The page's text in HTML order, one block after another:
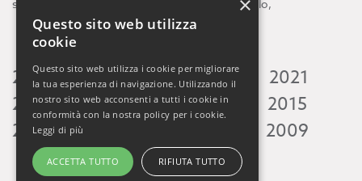
scienza
cervello,
2026 2025 2024 2023 2022
2021
2020 2019 2018 2017 2016
2015
2014 2013 2009
Questo sito web utilizza
cookie
Questo sito web utilizza i cookie per migliorare
la tua esperienza di navigazione. Utilizzando il
nostro sito web acconsenti a tutti i cookie in
conformità con la nostra policy per i cookie.
Leggi di più
ACCETTA TUTTO RIFIUTA TUTTO